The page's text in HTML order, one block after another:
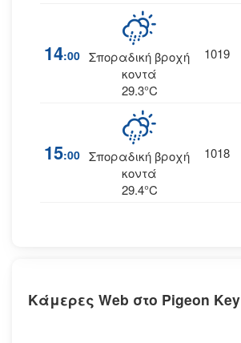
14:00 Σποραδική βροχή
κοντά
29.3°C
1019
15:00 Σποραδική βροχή
κοντά
29.4°C
1018
Κάμερες Web στο Pigeon Key